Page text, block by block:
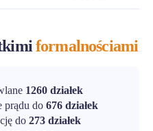
formalnościami
1260 działek
prądu do 676 działek
do 273 działek